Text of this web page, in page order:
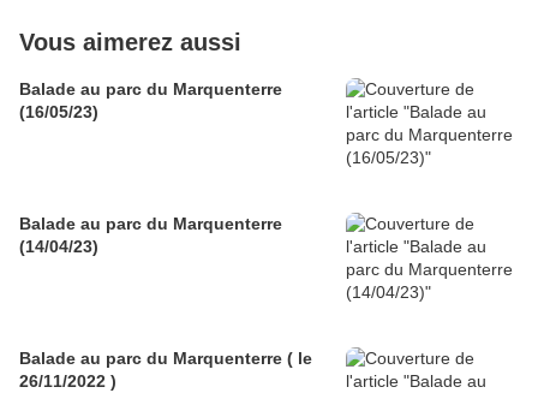
Vous aimerez aussi
Balade au parc du Marquenterre
(16/05/23)
Balade au parc du Marquenterre
(14/04/23)
Balade au parc du Marquenterre ( le
26/11/2022 )